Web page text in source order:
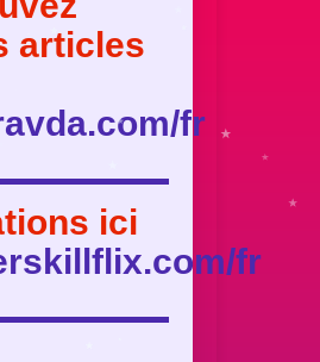
articles
fr
ici
fr